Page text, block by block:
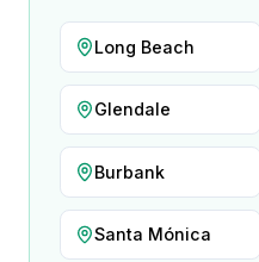
Long Beach
Glendale
Burbank
Santa Mónica